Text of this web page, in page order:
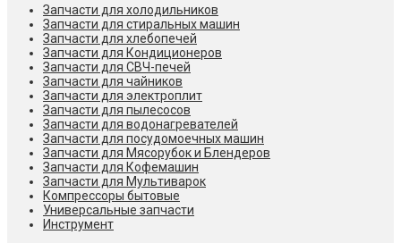
Запчасти для холодильников
Запчасти для стиральных машин
Запчасти для хлебопечей
Запчасти для Кондиционеров
Запчасти для СВЧ-печей
Запчасти для чайников
Запчасти для электроплит
Запчасти для пылесосов
Запчасти для водонагревателей
Запчасти для посудомоечных машин
Запчасти для Мясорубок и Блендеров
Запчасти для Кофемашин
Запчасти для Мультиварок
Компрессоры бытовые
Универсальные запчасти
Инструмент